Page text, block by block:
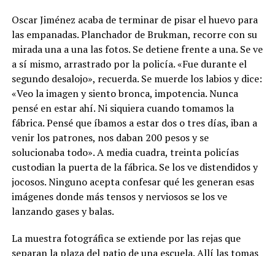
Oscar Jiménez acaba de terminar de pisar el huevo para
las empanadas. Planchador de Brukman, recorre con su
mirada una a una las fotos. Se detiene frente a una. Se ve
a sí mismo, arrastrado por la policía. «Fue durante el
segundo desalojo», recuerda. Se muerde los labios y dice:
«Veo la imagen y siento bronca, impotencia. Nunca
pensé en estar ahí. Ni siquiera cuando tomamos la
fábrica. Pensé que íbamos a estar dos o tres días, iban a
venir los patrones, nos daban 200 pesos y se
solucionaba todo». A media cuadra, treinta policías
custodian la puerta de la fábrica. Se los ve distendidos y
jocosos. Ninguno acepta confesar qué les generan esas
imágenes donde más tensos y nerviosos se los ve
lanzando gases y balas.
La muestra fotográfica se extiende por las rejas que
separan la plaza del patio de una escuela. Allí las tomas